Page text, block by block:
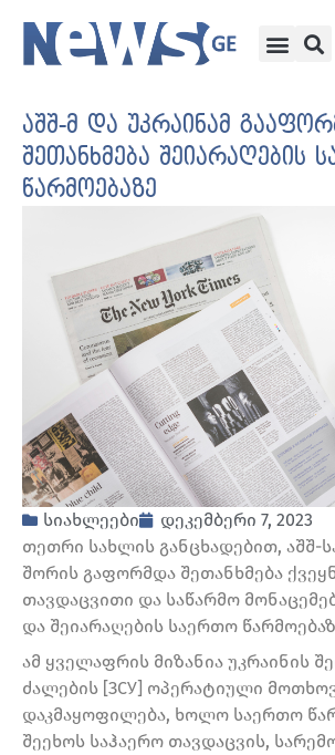
აშშ-მ და უკრაინამ
შეთანხმება შეიარაღების
წარმოებაზე
სიახლეები
დეკემბერი 7, 2023
თეთრი სახლის განცხადებით, აშშ-
შორის გაფორმდა შეთანხმება
თავდაცვითი და საწარმო
და შეიარაღების საერთო
ამ ყველაფრის მიზანია უკრაინის
ძალების [ЗСУ] ოპერატიული
დაკმაყოფილება, ხოლო საერთო
შეეხოს საჰაერო თავდაცვის,